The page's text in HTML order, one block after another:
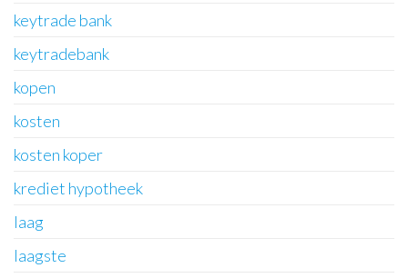
keytrade bank
keytradebank
kopen
kosten
kosten koper
krediet hypotheek
laag
laagste